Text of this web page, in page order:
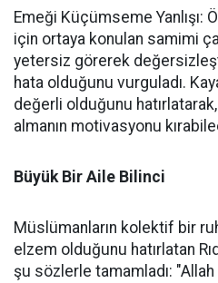
Emeği Küçümseme Yanlışı:
için ortaya konulan samimi
yetersiz görerek
hata olduğunu vurguladı.
değerli olduğunu
almanın motivasyonu
Büyük Bir Aile Bilinci
Müslümanların kolektif bir
elzem olduğunu hatırlatan
şu sözlerle tamamladı: